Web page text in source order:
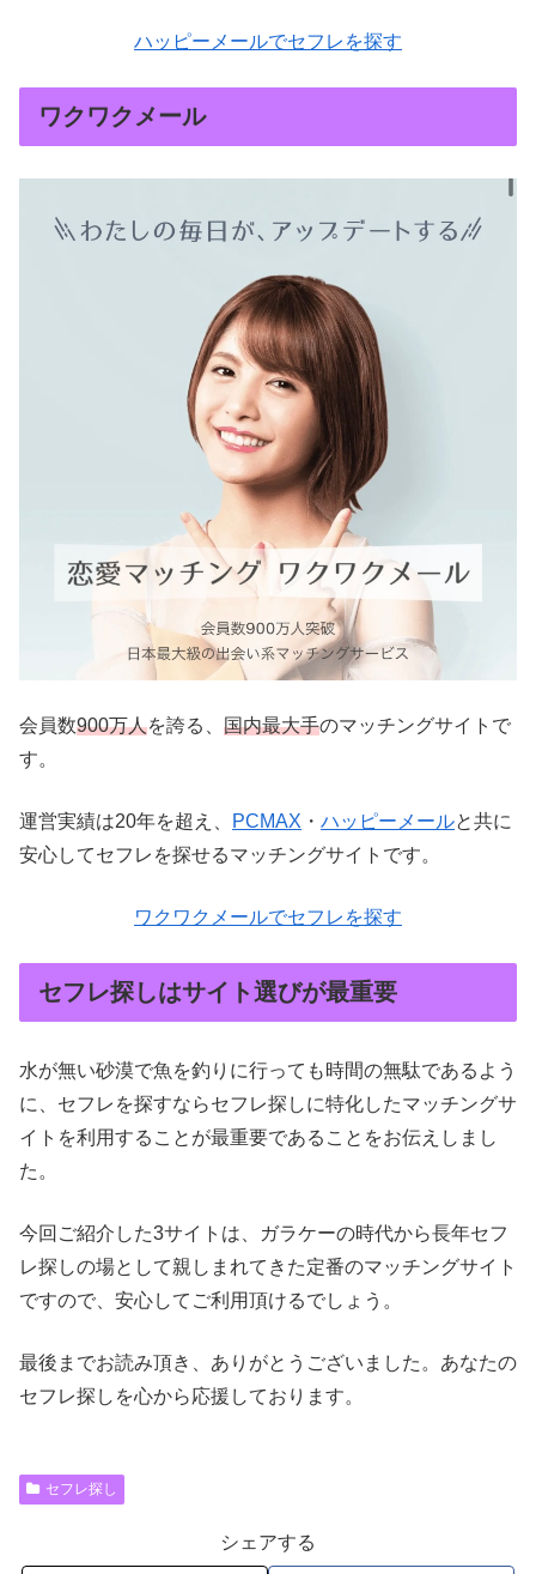
ハッピーメールでセフレを探す
ワクワクメール
会員数900万人を誇る、 国内最大手のマッチングサイトで
す。
運営実績は20年を超え、 PCMAX ・ ハッピーメールと共に
安心してセフレを探せるマッチングサイトです。
ワクワクメールでセフレを探す
セフレ探しはサイト選びが最重要
水が無い砂漠で魚を釣りに行っても時間の無駄であるよう
に、セフレを探すならセフレ探しに特化したマッチングサ
イトを利用することが最重要であることをお伝えしまし
た。
今回ご紹介した3サイトは、ガラケーの時代から長年セフ
レ探しの場として親しまれてきた定番のマッチングサイト
ですので、安心してご利用頂けるでしょう。
最後までお読み頂き、ありがとうございました。あなたの
セフレ探しを心から応援しております。
セフレ探し
シェアする